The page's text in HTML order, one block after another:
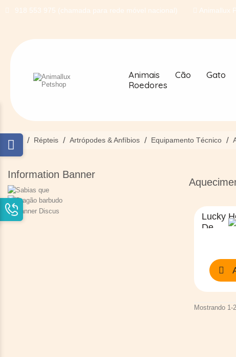
918 553 975 (chamada para rede móvel nacional) Animallux
Animais Cão Gato
Roedores
Início Répteis Artrópodes & Anfíbios Equipamento Técnico
Information Banner
Lucky
De...
Mostrando 1-